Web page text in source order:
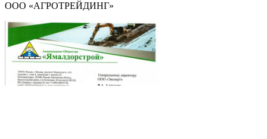
ООО «АГРОТРЕЙДИНГ»